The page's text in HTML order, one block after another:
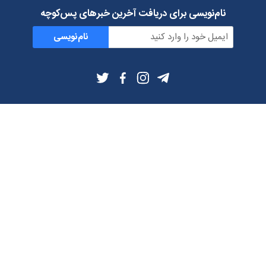
نام‌نویسی برای دریافت آخرین خبرهای پس‌کوچه
نام‌نویسی